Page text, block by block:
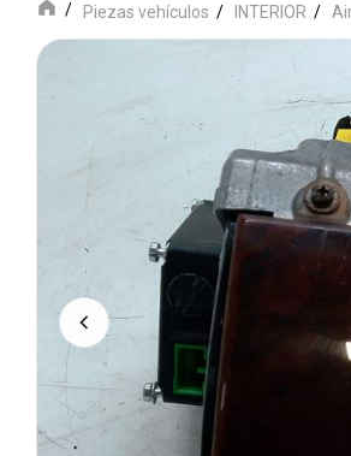
Piezas vehículos INTERIOR